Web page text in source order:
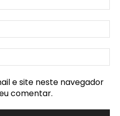
e site neste navegador
comentar.